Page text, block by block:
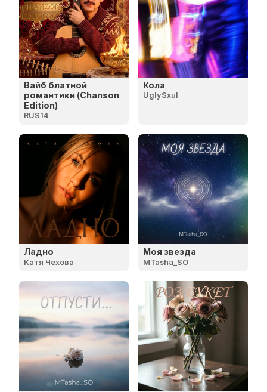
Вайб блатной
романтики (Chanson
Edition)
RUS14
Кола
UglySxul
Ладно
Катя Чехова
Моя звезда
MTasha_SO